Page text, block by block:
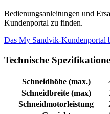
Bedienungsanleitungen und
Kundenportal zu finden.
Das My Sandvik-Kundenportal
Technische
Schneidhöhe (max.)
Schneidbreite (max)
Schneidmotorleistung